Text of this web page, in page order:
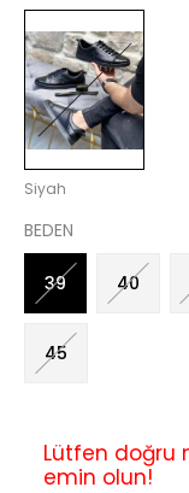
Siyah
BEDEN
39 40
45
Lütfen doğru
emin olun!